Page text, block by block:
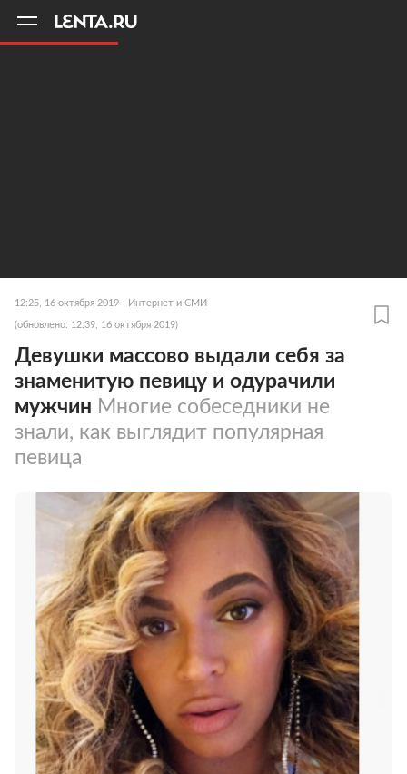
12:25, 16 октября 2019 Интернет и СМИ
(обновлено: 12:39, 16 октября 2019)
Девушки массово выдали себя за
знаменитую певицу и одурачили
мужчин Многие собеседники не
знали, как выглядит популярная
певица